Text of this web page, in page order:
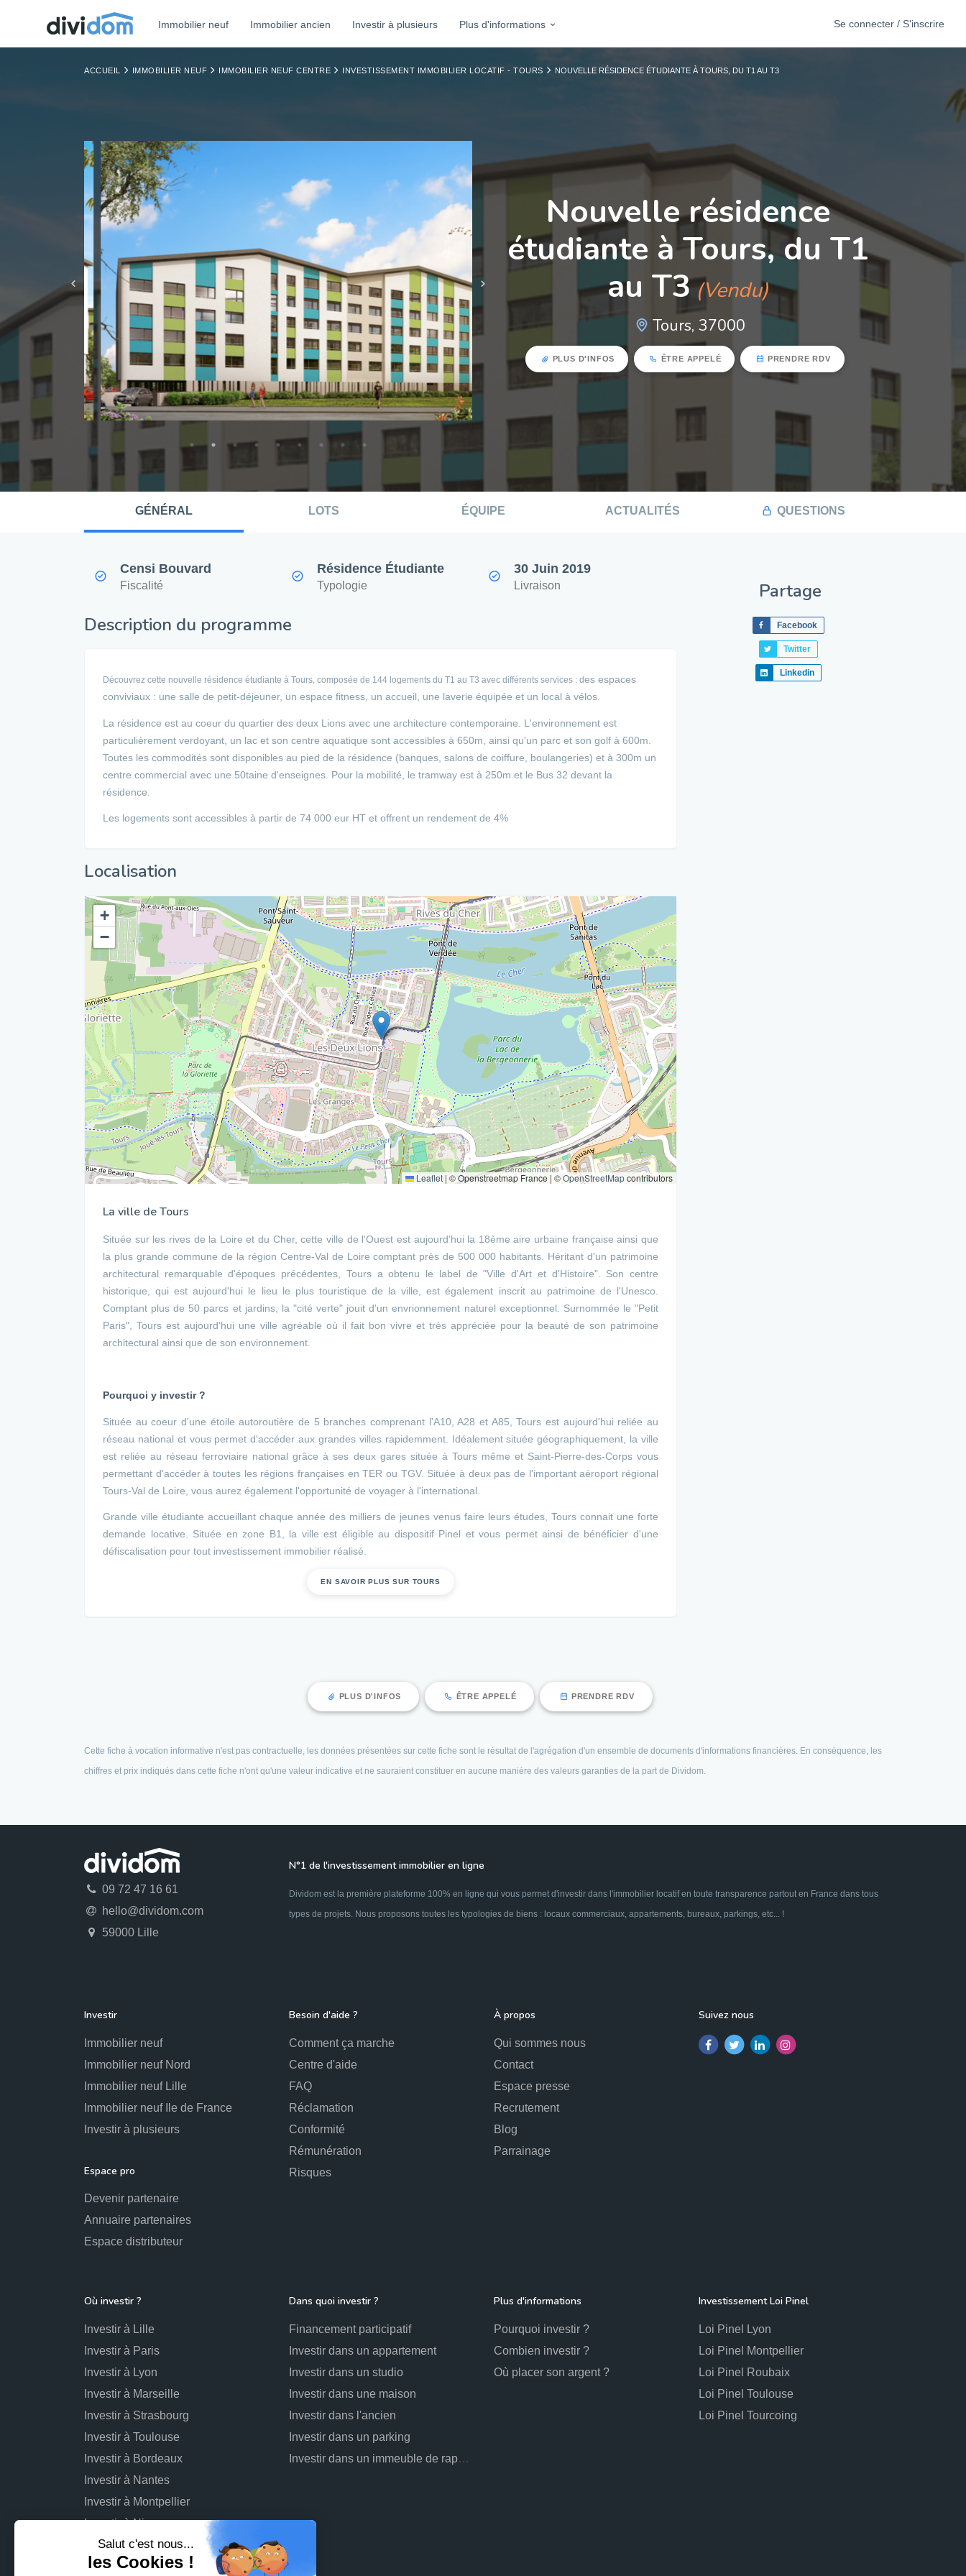
Immobilier neuf Immobilier ancien Investir à plusieurs Plus d'informations Se connecter / S'inscrire
ACCUEIL IMMOBILIER NEUF IMMOBILIER NEUF CENTRE INVESTISSEMENT IMMOBILIER LOCATIF - TOURS NOUVELLE RÉSIDENCE ÉTUDIANTE À TOURS, DU T1 AU T3
Nouvelle résidence
étudiante à Tours, du T1
au T3(Vendu)
Tours, 37000
PLUS D'INFOS ÊTRE APPELÉ PRENDRE RDV
GÉNÉRAL LOTS ÉQUIPE ACTUALITÉS QUESTIONS
Censi Bouvard
Fiscalité
Résidence Étudiante
Typologie
30 Juin 2019
Livraison
Description du programme
Découvrez cette nouvelle résidence étudiante à Tours, composée de 144 logements du T1 au T3 avec différents services : des espaces
conviviaux : une salle de petit-déjeuner, un espace fitness, un accueil, une laverie équipée et un local à vélos.
La résidence est au coeur du quartier des deux Lions avec une architecture contemporaine. L'environnement est
particulièrement verdoyant, un lac et son centre aquatique sont accessibles à 650m, ainsi qu'un parc et son golf à 600m.
Toutes les commodités sont disponibles au pied de la résidence (banques, salons de coiffure, boulangeries) et à 300m un
centre commercial avec une 50taine d'enseignes. Pour la mobilité, le tramway est à 250m et le Bus 32 devant la
résidence.
Les logements sont accessibles à partir de 74 000 eur HT et offrent un rendement de 4%
Localisation
+
−
Leaflet |© Openstreetmap France | ©OpenStreetMapcontributors
La ville de Tours
Située sur les rives de la Loire et du Cher, cette ville de l'Ouest est aujourd'hui la 18ème aire urbaine française ainsi que
la plus grande commune de la région Centre-Val de Loire comptant près de 500 000 habitants. Héritant d'un patrimoine
architectural remarquable d'époques précédentes, Tours a obtenu le label de "Ville d'Art et d'Histoire". Son centre
historique, qui est aujourd'hui le lieu le plus touristique de la ville, est également inscrit au patrimoine de l'Unesco.
Comptant plus de 50 parcs et jardins, la "cité verte" jouit d'un envrionnement naturel exceptionnel. Surnommée le "Petit
Paris", Tours est aujourd'hui une ville agréable où il fait bon vivre et très appréciée pour la beauté de son patrimoine
architectural ainsi que de son environnement.
Pourquoi y investir ?
Située au coeur d'une étoile autoroutière de 5 branches comprenant l'A10, A28 et A85, Tours est aujourd'hui reliée au
réseau national et vous permet d'accéder aux grandes villes rapidemment. Idéalement située géographiquement, la ville
est reliée au réseau ferroviaire national grâce à ses deux gares située à Tours même et Saint-Pierre-des-Corps vous
permettant d'accéder à toutes les régions françaises en TER ou TGV. Située à deux pas de l'important aéroport régional
Tours-Val de Loire, vous aurez également l'opportunité de voyager à l'international.
Grande ville étudiante accueillant chaque année des milliers de jeunes venus faire leurs études, Tours connait une forte
demande locative. Située en zone B1, la ville est éligible au dispositif Pinel et vous permet ainsi de bénéficier d'une
défiscalisation pour tout investissement immobilier réalisé.
EN SAVOIR PLUS SUR TOURS
Partage
Facebook
Twitter
Linkedin
PLUS D'INFOS ÊTRE APPELÉ PRENDRE RDV
Cette fiche à vocation informative n'est pas contractuelle, les données présentées sur cette fiche sont le résultat de l'agrégation d'un ensemble de documents d'informations financières. En conséquence, les
chiffres et prix indiqués dans cette fiche n'ont qu'une valeur indicative et ne sauraient constituer en aucune manière des valeurs garanties de la part de Dividom.
09 72 47 16 61
hello@dividom.com
59000 Lille
N°1 de l'investissement immobilier en ligne
Dividom est la première plateforme 100% en ligne qui vous permet d'investir dans l'immobilier locatif en toute transparence partout en France dans tous
types de projets. Nous proposons toutes les typologies de biens : locaux commerciaux, appartements, bureaux, parkings, etc... !
Investir
Immobilier neuf
Immobilier neuf Nord
Immobilier neuf Lille
Immobilier neuf Ile de France
Investir à plusieurs
Espace pro
Devenir partenaire
Annuaire partenaires
Espace distributeur
Besoin d'aide ?
Comment ça marche
Centre d'aide
FAQ
Réclamation
Conformité
Rémunération
Risques
À propos
Qui sommes nous
Contact
Espace presse
Recrutement
Blog
Parrainage
Suivez nous
Où investir ?
Investir à Lille
Investir à Paris
Investir à Lyon
Investir à Marseille
Investir à Strasbourg
Investir à Toulouse
Investir à Bordeaux
Investir à Nantes
Investir à Montpellier
Investir à Nice
Dans quoi investir ?
Financement participatif
Investir dans un appartement
Investir dans un studio
Investir dans une maison
Investir dans l'ancien
Investir dans un parking
Investir dans un immeuble de rapport
Plus d'informations
Pourquoi investir ?
Combien investir ?
Où placer son argent ?
Investissement Loi Pinel
Loi Pinel Lyon
Loi Pinel Montpellier
Loi Pinel Roubaix
Loi Pinel Toulouse
Loi Pinel Tourcoing